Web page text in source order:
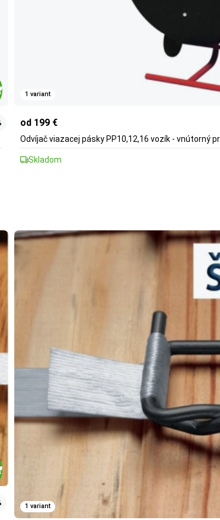
1 variant
od 199 €
Odvíjač viazacej pásky PP10,12,16 vozík - vnútorný
Skladom
1 variant